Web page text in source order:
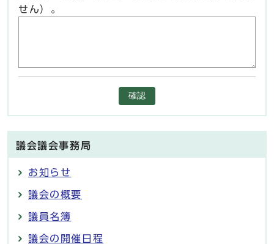
せん）。
確認
議会議会事務局
お知らせ
議会の概要
議員名簿
議会の開催日程